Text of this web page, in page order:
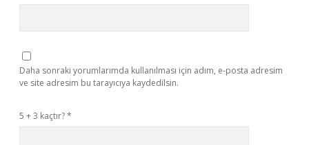
Daha sonraki yorumlarımda kullanılması için adım, e-posta adresim
ve site adresim bu tarayıcıya kaydedilsin.
5 + 3 kaçtır?*